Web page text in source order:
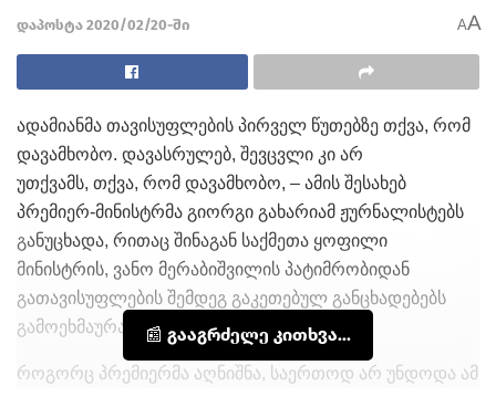
დაპოსტა 2020/02/20-ში AA
ადამიანმა თავისუფლების პირველ წუთებზე თქვა, რომ
დავამხობო. დავასრულებ, შევცვლი კი არ
უთქვამს, თქვა, რომ დავამხობო, – ამის შესახებ
პრემიერ-მინისტრმა გიორგი გახარიამ ჟურნალისტებს
განუცხადა, რითაც შინაგან საქმეთა ყოფილი
მინისტრის, ვანო მერაბიშვილის პატიმრობიდან
გათავისუფლების შემდეგ გაკეთებულ განცხადებებს
გამოეხმაურა.
როგორც პრემიერმა აღნიშნა, საერთოდ არ უნდოდა ამ
📰 გააგრძელე კითხვა...